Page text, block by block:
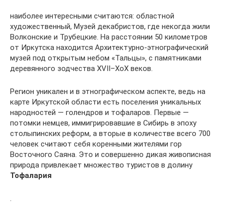
наиболее интересными считаются: областной
художественный, Музей декабристов, где некогда жили
Волконские и Трубецкие. На расстоянии 50 километров
от Иркутска находится Архитектурно-этнографический
музей под открытым небом «Тальцы», с памятниками
деревянного зодчества XVII–XоX веков.
Регион уникален и в этнографическом аспекте, ведь на
карте Иркутской области есть поселения уникальных
народностей — голендров и тофаларов. Первые —
потомки немцев, иммигрировавшие в Сибирь в эпоху
столыпинских реформ, а вторые в количестве всего 700
человек считают себя коренными жителями гор
Восточного Саяна. Это и совершенно дикая живописная
природа привлекает множество туристов в долину
Тофалария
.